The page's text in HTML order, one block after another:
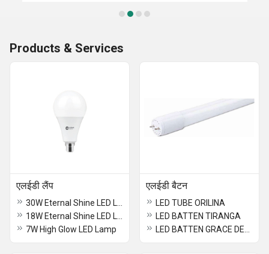
Products & Services
एलईडी लैंप
7W High Glow LED Lamp
एलईडी बैटन
LED TUBE ORILINA
LED BATTEN TIRANGA